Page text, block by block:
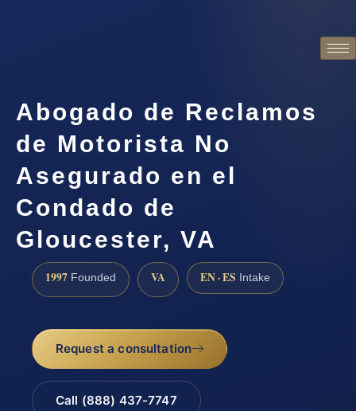
Abogado de Reclamos
de Motorista No
Asegurado en el
Condado de
Gloucester, VA
1997 Founded VA EN · ES Intake
Request a consultation
Call (888) 437-7747